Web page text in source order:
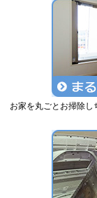
お家を丸ごとお掃除